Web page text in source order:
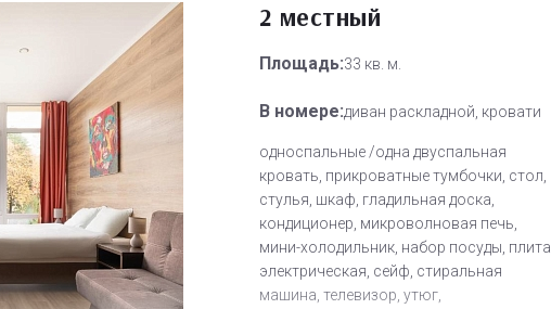
2 местный
Площадь:33 кв. м.
В номере:диван раскладной, кровати
односпальные /одна двуспальная
кровать, прикроватные тумбочки, стол,
стулья, шкаф, гладильная доска,
кондиционер, микроволновая печь,
мини-холодильник, набор посуды, плита
электрическая, сейф, стиральная
машина, телевизор, утюг,